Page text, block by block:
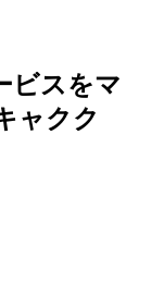
ビスをマ
ャクク